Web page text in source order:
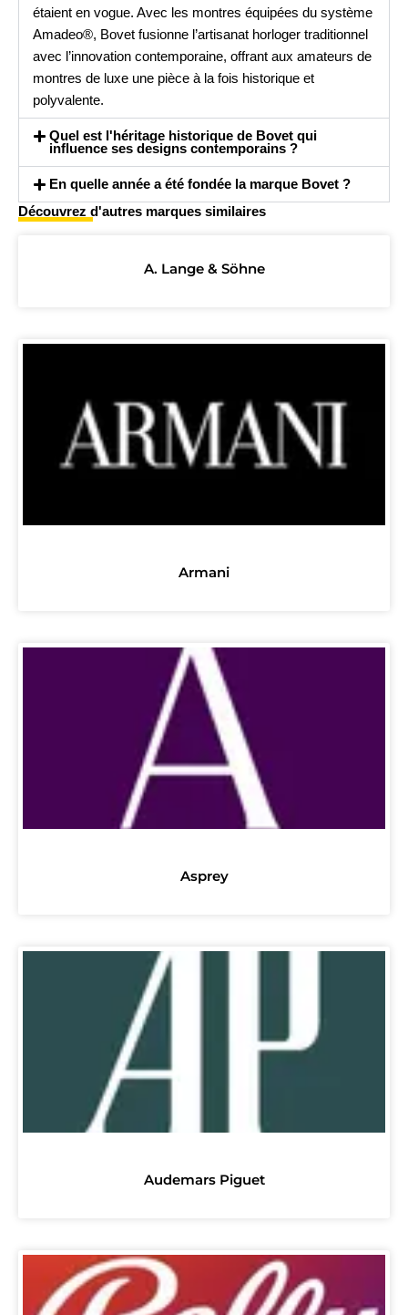
étaient en vogue. Avec les montres équipées du système
Amadeo®, Bovet fusionne l’artisanat horloger traditionnel
avec l’innovation contemporaine, offrant aux amateurs de
montres de luxe une pièce à la fois historique et
polyvalente.
Quel est l'héritage historique de Bovet qui
influence ses designs contemporains ?
En quelle année a été fondée la marque Bovet ?
Découvrez d'autres marques similaires
A. Lange & Söhne
Armani
Asprey
Audemars Piguet